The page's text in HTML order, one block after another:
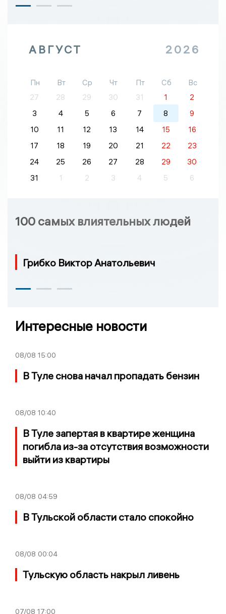
АВГУСТ 2026
Пн Вт Ср Чт Пт Сб
Вс
27
28 29 30 31 1
2
3
4 5 6 7 8
9
10
11 12 13 14 15
16
17
18 19 20 21 22
23
24
25 26 27 28 29
30
31
1 2 3 4 5 6
100 самых влиятельных людей
Грибко Виктор Анатольевич
Интересные новости
08/08 15:00
В Туле снова начал пропадать бензин
08/08 10:40
В Туле запертая в квартире женщина
погибла из-за отсутствия возможности
выйти из квартиры
08/08 04:59
В Тульской области стало спокойно
08/08 00:04
Тульскую область накрыл ливень
07/08 17:00